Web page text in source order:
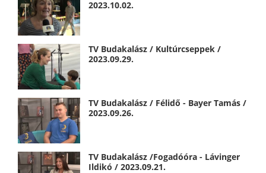
2023.10.02.
TV Budakalász / Kultúrcseppek /
2023.09.29.
TV Budakalász / Félidő - Bayer Tamás /
2023.09.26.
TV Budakalász /Fogadóóra - Lávinger
Ildikó / 2023.09.21.